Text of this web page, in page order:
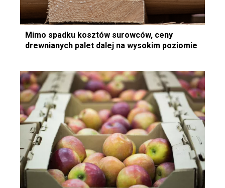
Mimo spadku kosztów surowców, ceny
drewnianych palet dalej na wysokim poziomie